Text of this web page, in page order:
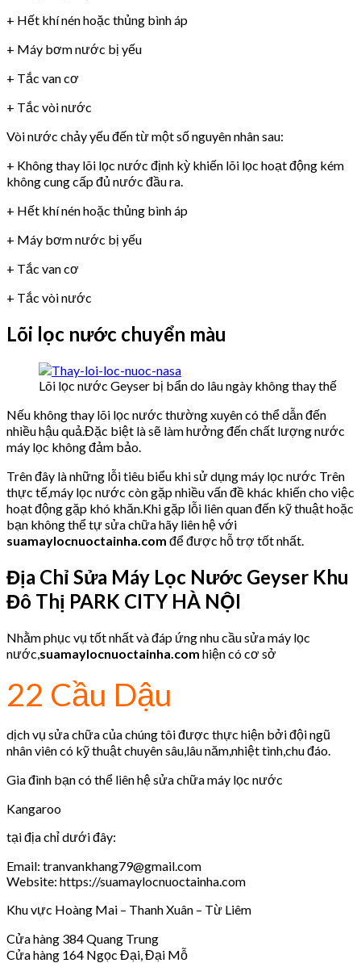
+ Hết khí nén hoặc thủng bình áp
+ Máy bơm nước bị yếu
+ Tắc van cơ
+ Tắc vòi nước
Vòi nước chảy yếu đến từ một số nguyên nhân sau:
+ Không thay lõi lọc nước định kỳ khiến lõi lọc hoạt động kém
không cung cấp đủ nước đầu ra.
+ Hết khí nén hoặc thủng bình áp
+ Máy bơm nước bị yếu
+ Tắc van cơ
+ Tắc vòi nước
Lõi lọc nước chuyển màu
Lõi lọc nước Geyser bị bẩn do lâu ngày không thay thế
Nếu không thay lõi lọc nước thường xuyên có thể dẫn đến
nhiều hậu quả.Đặc biệt là sẽ làm hưởng đến chất lượng nước
máy lọc không đảm bảo.
Trên đây là những lỗi tiêu biểu khi sử dụng máy lọc nước Trên
thực tế,máy lọc nước còn gặp nhiều vấn đề khác khiến cho việc
hoạt động gặp khó khăn.Khi gặp lỗi liên quan đến kỹ thuật hoặc
bạn không thể tự sửa chữa hãy liên hệ với
suamaylocnuoctainha.com để được hỗ trợ tốt nhất.
Địa Chỉ Sửa Máy Lọc Nước Geyser Khu
Đô Thị PARK CITY HÀ NỘI
Nhằm phục vụ tốt nhất và đáp ứng nhu cầu sửa máy lọc
nước, suamaylocnuoctainha.com hiện có cơ sở
22 Cầu Dậu
dịch vụ sửa chữa của chúng tôi được thực hiện bởi đội ngũ
nhân viên có kỹ thuật chuyên sâu,lâu năm,nhiệt tình,chu đáo.
Gia đình bạn có thể liên hệ sửa chữa máy lọc nước
Kangaroo
tại địa chỉ dưới đây:
Email: tranvankhang79@gmail.com
Website: https://suamaylocnuoctainha.com
Khu vực Hoàng Mai – Thanh Xuân – Từ Liêm
Cửa hàng 384 Quang Trung
Cửa hàng 164 Ngọc Đại, Đại Mỗ